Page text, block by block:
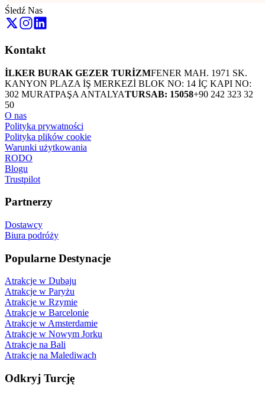
Śledź Nas
Kontakt
İLKER BURAK GEZER TURİZMFENER MAH. 1971 SK.
KANYON PLAZA İŞ MERKEZİ BLOK NO: 14 İÇ KAPI NO:
302 MURATPAŞA ANTALYATURSAB: 15058+90 242 323 32
50
O nas
Polityka prywatności
Polityka plików cookie
Warunki użytkowania
RODO
Blogu
Trustpilot
Partnerzy
Dostawcy
Biura podróży
Popularne Destynacje
Atrakcje w Dubaju
Atrakcje w Paryżu
Atrakcje w Rzymie
Atrakcje w Barcelonie
Atrakcje w Amsterdamie
Atrakcje w Nowym Jorku
Atrakcje na Bali
Atrakcje na Malediwach
Odkryj Turcję